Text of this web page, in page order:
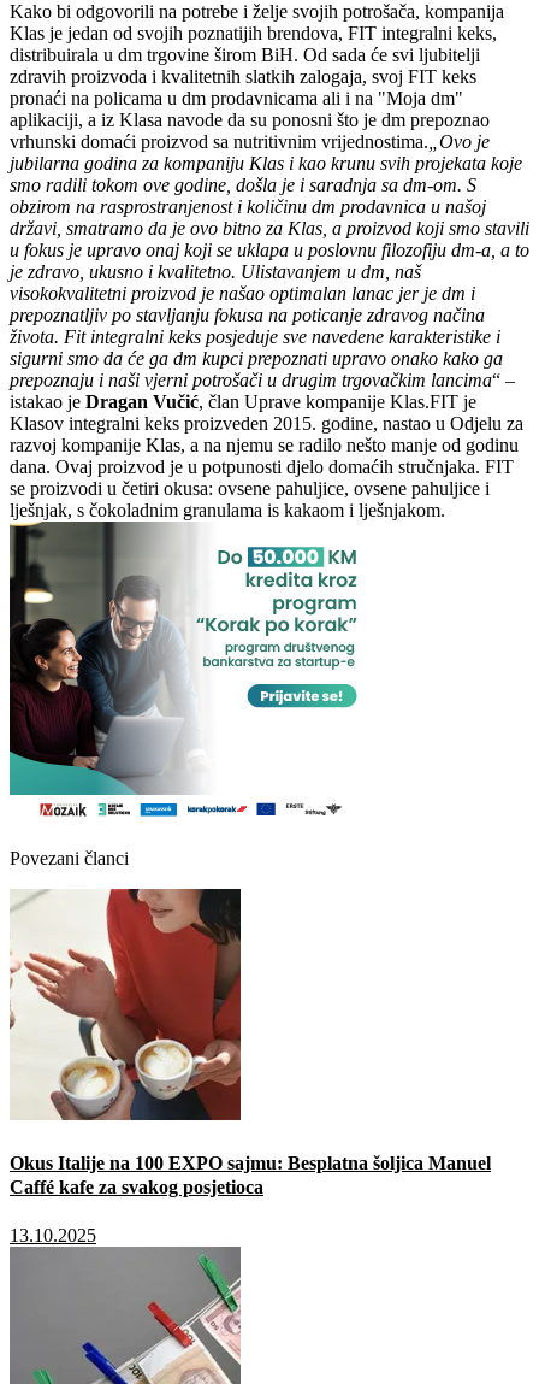
Kako bi odgovorili na potrebe i želje svojih potrošača, kompanija
Klas je jedan od svojih poznatijih brendova, FIT integralni keks,
distribuirala u dm trgovine širom BiH. Od sada će svi ljubitelji
zdravih proizvoda i kvalitetnih slatkih zalogaja, svoj FIT keks
pronaći na policama u dm prodavnicama ali i na "Moja dm"
aplikaciji, a iz Klasa navode da su ponosni što je dm prepoznao
vrhunski domaći proizvod sa nutritivnim vrijednostima.„Ovo je
jubilarna godina za kompaniju Klas i kao krunu svih projekata koje
smo radili tokom ove godine, došla je i saradnja sa dm-om. S
obzirom na rasprostranjenost i količinu dm prodavnica u našoj
državi, smatramo da je ovo bitno za Klas, a proizvod koji smo stavili
u fokus je upravo onaj koji se uklapa u poslovnu filozofiju dm-a, a to
je zdravo, ukusno i kvalitetno. Ulistavanjem u dm, naš
visokokvalitetni proizvod je našao optimalan lanac jer je dm i
prepoznatljiv po stavljanju fokusa na poticanje zdravog načina
života. Fit integralni keks posjeduje sve navedene karakteristike i
sigurni smo da će ga dm kupci prepoznati upravo onako kako ga
prepoznaju i naši vjerni potrošači u drugim trgovačkim lancima“ –
istakao je Dragan Vučić, član Uprave kompanije Klas.FIT je
Klasov integralni keks proizveden 2015. godine, nastao u Odjelu za
razvoj kompanije Klas, a na njemu se radilo nešto manje od godinu
dana. Ovaj proizvod je u potpunosti djelo domaćih stručnjaka. FIT
se proizvodi u četiri okusa: ovsene pahuljice, ovsene pahuljice i
lješnjak, s čokoladnim granulama is kakaom i lješnjakom.
Povezani članci
Okus Italije na 100 EXPO sajmu: Besplatna šoljica Manuel
Caffé kafe za svakog posjetioca
13.10.2025